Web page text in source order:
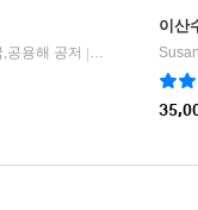
공용해 공저
생능출판사
이산